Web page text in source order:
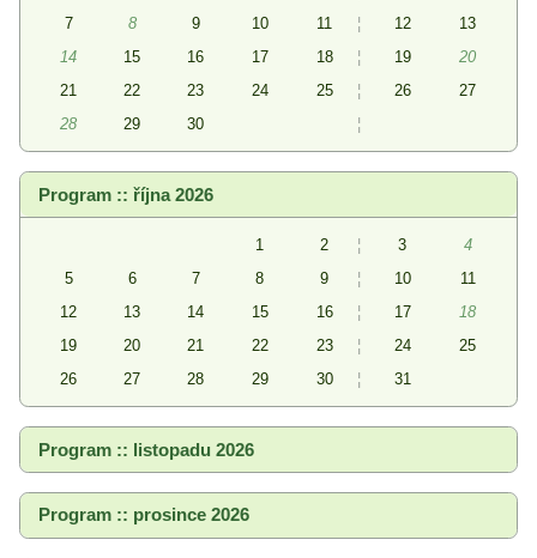
7
8 9 10 11 ¦ 12
13
14
15 16 17 18 ¦ 19
20
21
22 23 24 25 ¦ 26
27
28
29 30 ¦
Program :: října 2026
1 2 ¦ 3
4
5
6 7 8 9 ¦ 10
11
12
13 14 15 16 ¦ 17
18
19
20 21 22 23 ¦ 24
25
26
27 28 29 30 ¦ 31
Program :: listopadu 2026
Program :: prosince 2026